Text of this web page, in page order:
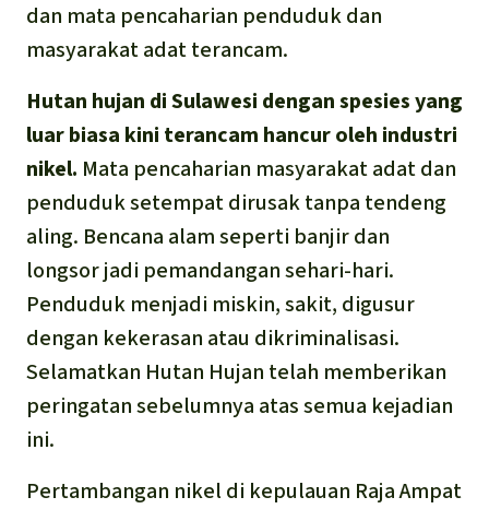
dan mata pencaharian penduduk dan
masyarakat adat terancam.
Hutan hujan di Sulawesi dengan spesies yang
luar biasa kini terancam hancur oleh industri
nikel. Mata pencaharian masyarakat adat dan
penduduk setempat dirusak tanpa tendeng
aling. Bencana alam seperti banjir dan
longsor jadi pemandangan sehari-hari.
Penduduk menjadi miskin, sakit, digusur
dengan kekerasan atau dikriminalisasi.
Selamatkan Hutan Hujan telah memberikan
peringatan sebelumnya atas semua kejadian
ini.
Pertambangan nikel di kepulauan Raja Ampat